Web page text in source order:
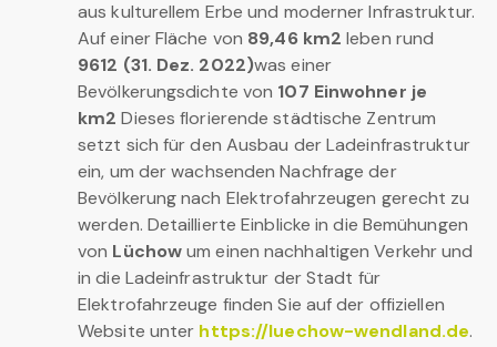
aus kulturellem Erbe und moderner Infrastruktur.
Auf einer Fläche von 89,46 km2 leben rund
9612 (31. Dez. 2022)was einer
Bevölkerungsdichte von 107 Einwohner je
km2 Dieses florierende städtische Zentrum
setzt sich für den Ausbau der Ladeinfrastruktur
ein, um der wachsenden Nachfrage der
Bevölkerung nach Elektrofahrzeugen gerecht zu
werden. Detaillierte Einblicke in die Bemühungen
von Lüchowum einen nachhaltigen Verkehr und
in die Ladeinfrastruktur der Stadt für
Elektrofahrzeuge finden Sie auf der offiziellen
Website unter https://luechow-wendland.de.